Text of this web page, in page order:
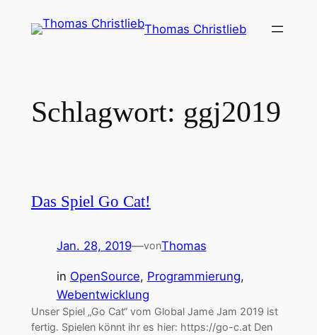
Inhalt
Thomas Christlieb
Schlagwort: ggj2019
Das Spiel Go Cat!
Jan. 28, 2019—vonThomas
in OpenSource, Programmierung
Webentwicklung
Unser Spiel „Go Cat“ vom Global Jame Jam 2019 ist
fertig. Spielen könnt ihr es hier: https://go-c.at Den